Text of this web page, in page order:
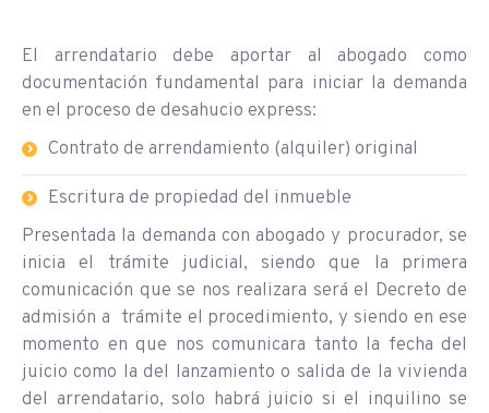
El arrendatario debe aportar al abogado como
documentación fundamental para iniciar la demanda
en el proceso de desahucio express:
Contrato de arrendamiento (alquiler) original
Escritura de propiedad del inmueble
Presentada la demanda con abogado y procurador, se
inicia el trámite judicial, siendo que la primera
comunicación que se nos realizara será el Decreto de
admisión a trámite el procedimiento, y siendo en ese
momento en que nos comunicara tanto la fecha del
juicio como la del lanzamiento o salida de la vivienda
del arrendatario, solo habrá juicio si el inquilino se